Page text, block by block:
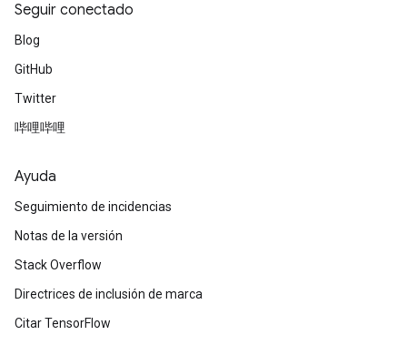
Seguir conectado
Blog
GitHub
Twitter
哔哩哔哩
Ayuda
Seguimiento de incidencias
Notas de la versión
Stack Overflow
Directrices de inclusión de marca
Citar TensorFlow